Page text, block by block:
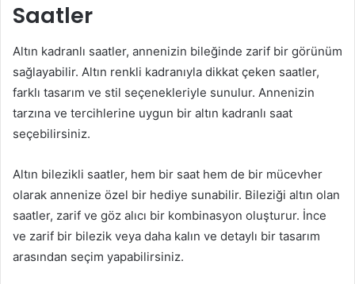
Saatler
Altın kadranlı saatler, annenizin bileğinde zarif bir görünüm
sağlayabilir. Altın renkli kadranıyla dikkat çeken saatler,
farklı tasarım ve stil seçenekleriyle sunulur. Annenizin
tarzına ve tercihlerine uygun bir altın kadranlı saat
seçebilirsiniz.
Altın bilezikli saatler, hem bir saat hem de bir mücevher
olarak annenize özel bir hediye sunabilir. Bileziği altın olan
saatler, zarif ve göz alıcı bir kombinasyon oluşturur. İnce
ve zarif bir bilezik veya daha kalın ve detaylı bir tasarım
arasından seçim yapabilirsiniz.